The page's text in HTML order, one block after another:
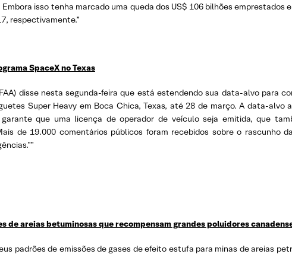
isso tenha marcado uma queda dos US$ 106 bilhões emprestados
respectivamente.”
SpaceX no Texas
disse nesta segunda-feira que está estendendo sua data-alvo para
Super Heavy em Boca Chica, Texas, até 28 de março. A data-alvo
que uma licença de operador de veículo seja emitida, que
de 19.000 comentários públicos foram recebidos sobre o rascunho
de areias betuminosas que recompensam grandes poluidores
padrões de emissões de gases de efeito estufa para minas de areias